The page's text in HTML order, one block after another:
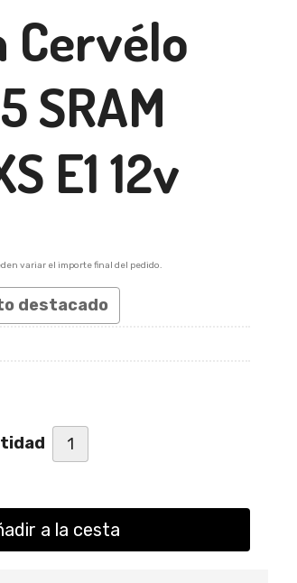
Cervélo
SRAM
E1 12v
variar el importe final del pedido.
destacado
a la cesta